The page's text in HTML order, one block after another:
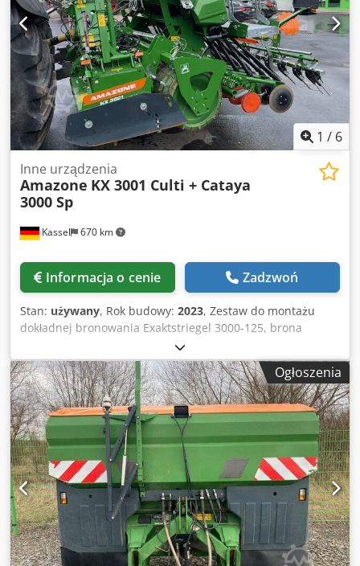
1 / 6
Kassel 670 km
Inne urządzenia
Amazone KX 3001 Culti + Cataya
3000 Sp
Informacja o cenie Zadzwoń
Stan: używany, Rok budowy: 2023, Zestaw do montażu
dokładnej bronowania Exaktstriegel 3000-125, brona
regulowana, dodatkowy/elektroniczny znacznik śladu 3000,
AmaDrill 2 do Cataya, czujnik radarowy/international,
analogowy czujnik pozycji roboczej, elektroniczne
przełączanie ścieżek przejazdowych/ zawór sterujący i
hydrauliczna ścieżka przejazdowa. Chsdotgpggopfx Anmsa
Ogłoszenia